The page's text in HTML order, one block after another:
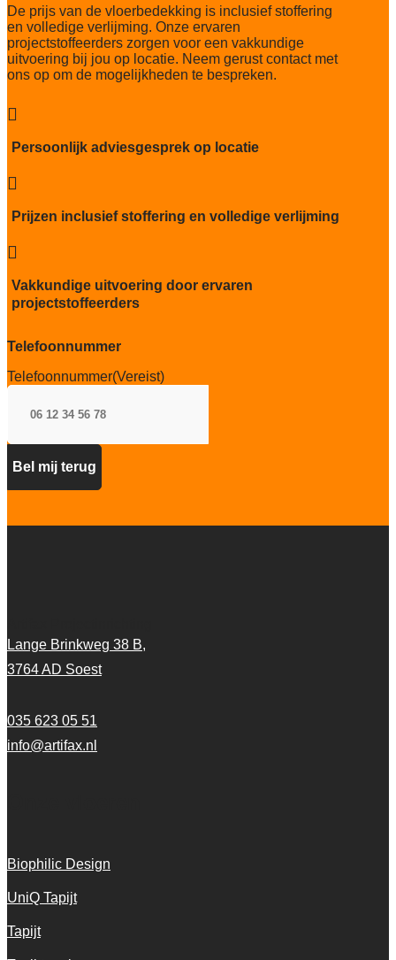
De prijs van de vloerbedekking is inclusief stoffering
en volledige verlijming. Onze ervaren
projectstoffeerders zorgen voor een vakkundige
uitvoering bij jou op locatie. Neem gerust contact met
ons op om de mogelijkheden te bespreken.

Persoonlijk adviesgesprek op locatie

Prijzen inclusief stoffering en volledige verlijming

Vakkundige uitvoering door ervaren
projectstoffeerders
Telefoonnummer
Telefoonnummer(Vereist)
Lange Brinkweg 38 B,
3764 AD Soest
035 623 05 51
info@artifax.nl
Biophilic Design
UniQ Tapijt
Tapijt